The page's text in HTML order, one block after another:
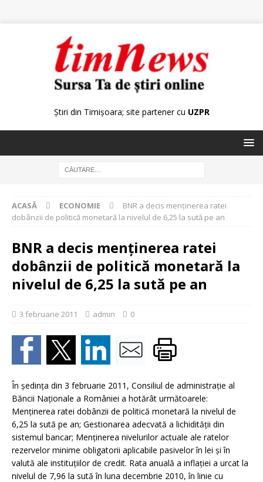
Știri din Timișoara; site partener cu UZPR
ACASĂ ECONOMIE
BNR a decis menţinerea ratei
dobânzii de politică monetară la nivelul de 6,25 la sută pe an
BNR a decis menţinerea ratei
dobânzii de politică monetară la
nivelul de 6,25 la sută pe an
3 februarie 2011 admin 0
În şedinţa din 3 februarie 2011, Consiliul de administraţie al
Băncii Naţionale a României a hotărât următoarele:
Menţinerea ratei dobânzii de politică monetară la nivelul de
6,25 la sută pe an; Gestionarea adecvată a lichidităţii din
sistemul bancar; Menţinerea nivelurilor actuale ale ratelor
rezervelor minime obligatorii aplicabile pasivelor în lei şi în
valută ale instituţiilor de credit. Rata anuală a inflaţiei a urcat la
nivelul de 7,96 la sută în luna decembrie 2010, în linie cu